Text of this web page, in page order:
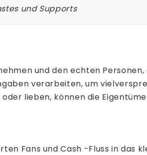
und Supports
und den echten Personen,
verarbeiten, um
lieben, können die
Fans und Cash -Fluss in das